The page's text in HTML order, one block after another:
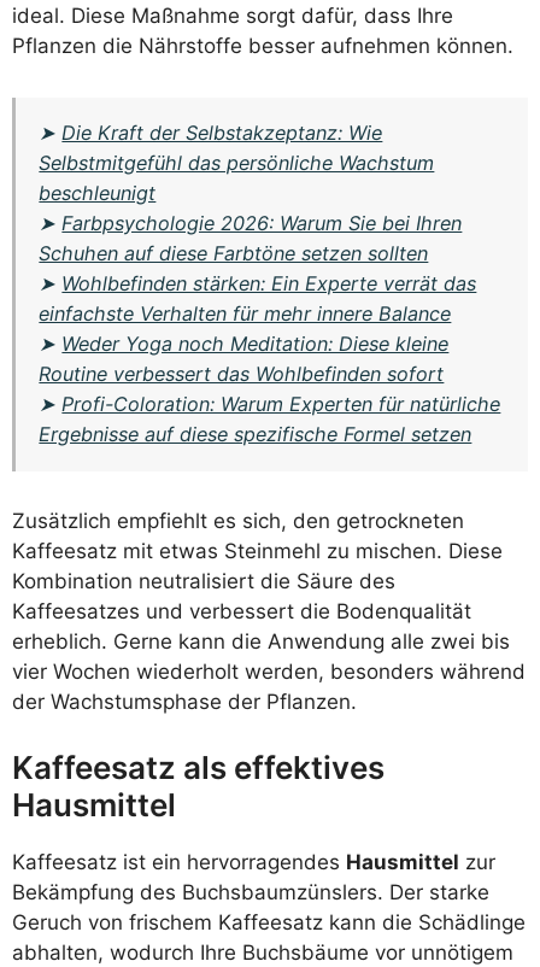
ideal. Diese Maßnahme sorgt dafür, dass Ihre
Pflanzen die Nährstoffe besser aufnehmen können.
➤Die Kraft der Selbstakzeptanz: Wie
Selbstmitgefühl das persönliche Wachstum
beschleunigt
➤Farbpsychologie 2026: Warum Sie bei Ihren
Schuhen auf diese Farbtöne setzen sollten
➤ Wohlbefinden stärken: Ein Experte verrät das
einfachste Verhalten für mehr innere Balance
➤ Weder Yoga noch Meditation: Diese kleine
Routine verbessert das Wohlbefinden sofort
➤Profi-Coloration: Warum Experten für natürliche
Ergebnisse auf diese spezifische Formel setzen
Zusätzlich empfiehlt es sich, den getrockneten
Kaffeesatz mit etwas Steinmehl zu mischen. Diese
Kombination neutralisiert die Säure des
Kaffeesatzes und verbessert die Bodenqualität
erheblich. Gerne kann die Anwendung alle zwei bis
vier Wochen wiederholt werden, besonders während
der Wachstumsphase der Pflanzen.
Kaffeesatz als effektives
Hausmittel
Kaffeesatz ist ein hervorragendes Hausmittel zur
Bekämpfung des Buchsbaumzünslers. Der starke
Geruch von frischem Kaffeesatz kann die Schädlinge
abhalten, wodurch Ihre Buchsbäume vor unnötigem